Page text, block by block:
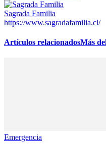
Sagrada Familia
https://www.sagradafamilia.cl/
Artículos relacionadosMás
Emergencia